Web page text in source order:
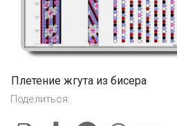
Плетение жгута из бисера
Поделиться: